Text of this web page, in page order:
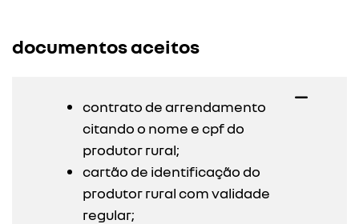
documentos aceitos
contrato de arrendamento
citando o nome e cpf do
produtor rural;
cartão de identificação do
produtor rural com validade
regular;